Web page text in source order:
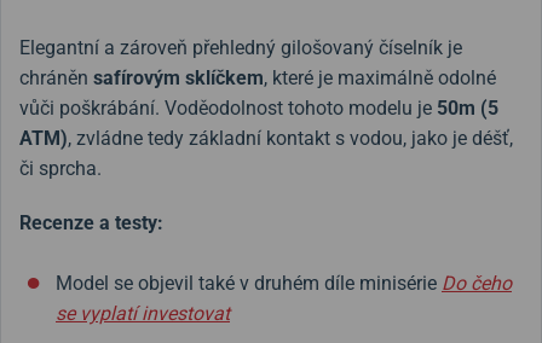
Elegantní a zároveň přehledný gilošovaný číselník je
chráněn safírovým sklíčkem, které je maximálně odolné
vůči poškrábání. Voděodolnost tohoto modelu je 50m (5
ATM), zvládne tedy základní kontakt s vodou, jako je déšť,
či sprcha.
Recenze a testy:
Model se objevil také v druhém díle minisérie Do čeho
se vyplatí investovat